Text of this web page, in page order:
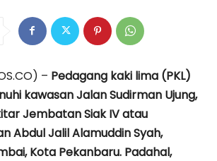
– Pedagang kaki lima (PKL)
kawasan Jalan Sudirman Ujung,
Jembatan Siak IV atau
Abdul Jalil Alamuddin Syah,
Kota Pekanbaru. Padahal,